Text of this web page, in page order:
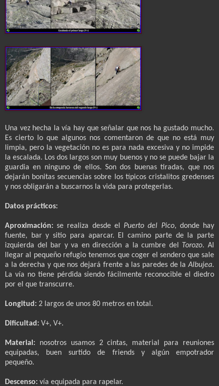
Una vez hecha la vía hay que señalar que nos ha gustado mucho.
Es cierto lo que algunos nos comentaron de que no está muy
limpia, pero la vegetación no es para nada excesiva y no impide
la escalada. Los dos largos son muy buenos y no se puede bajar la
guardia en ninguno de ellos. Son dos buenas tiradas, que nos
dejarán bonitas secuencias sobre los típicos cristalitos gredenses
y nos obligarán a buscarnos la vida para protegerlas.
Datos prácticos:
Aproximación: se realiza desde el Puerto del Pico, donde hay
fuente, bar y sitio para aparcar. El camino parte de la parte
izquierda del bar y va en dirección a la cumbre del Torozo. Al
llegar al pequeño refugio tenemos que coger el sendero que sale
a la derecha y que nos dejará frente a las paredes de laAlbujea.
La vía no tiene pérdida siendo fácilmente reconocible el diedro
por el que transcurre.
Longitud: 2 largos de unos 80 metros en total.
Dificultad: V+, V+.
Material: nosotros usamos 2 cintas, material para reuniones
equipadas, buen surtido de friends y algún empotrador
pequeño.
Descenso: vía equipada para rapelar.